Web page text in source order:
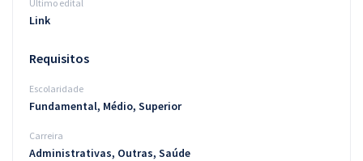
Último edital
Link
Requisitos
Escolaridade
Fundamental, Médio, Superior
Carreira
Administrativas, Outras, Saúde